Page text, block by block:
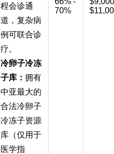
程会诊通
道，复杂病
例可联合诊
疗。
冷卵子冷冻
子库： 拥有
中亚最大的
合法冷卵子
冷冻子资源
库（仅用于
医学指
70%